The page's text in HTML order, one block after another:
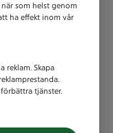
som helst genom
ha effekt inom vår
reklam. Skapa
tjänster.